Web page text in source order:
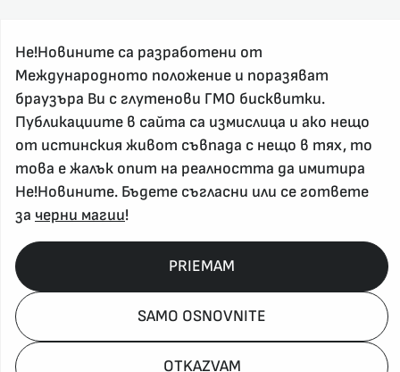
За реклама и връзка с нас, пишете на
nenovinite@gmail.com
Контакт
За нас
Напиши Не!Новина
Абонирай се
Policy, Rights, etc 2026
Не!Новините са разработени от
Международното положение и поразяват
браузъра Ви с глутенови ГМО бисквитки.
Публикациите в сайта са измислица и ако нещо
от истинския живот съвпада с нещо в тях, то
това е жалък опит на реалността да имитира
Не!Новините. Бъдете съгласни или се гответе
за черни магии!
OTKAZVAM
SAMO OSNOVNITE
PRIEMAM